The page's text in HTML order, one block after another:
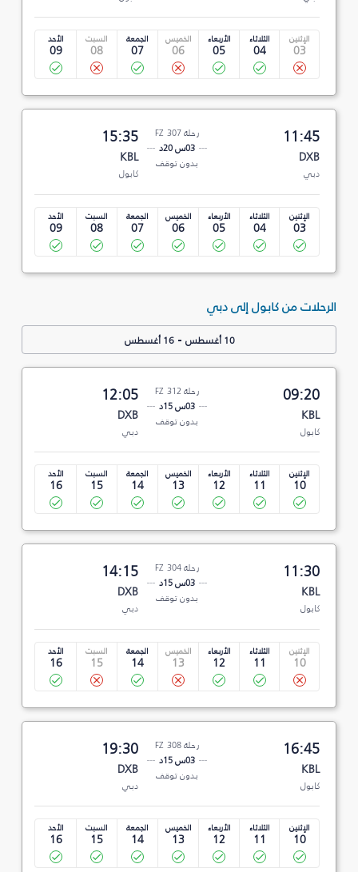
الإثنين
03
الثلاثاء
04
الأربعاء
05
الخميس
06
الجمعة
07
السبت
08
الأحد
09
11:45
DXB
دبي
رحلة FZ 307
03س 20د
بدون توقف
15:35
KBL
كابول
الإثنين
03
الثلاثاء
04
الأربعاء
05
الخميس
06
الجمعة
07
السبت
08
الأحد
09
الرحلات من كابول إلى دبي
10 أغسطس -16 أغسطس
09:20
KBL
كابول
رحلة FZ 312
03س 15د
بدون توقف
12:05
DXB
دبي
الإثنين
10
الثلاثاء
11
الأربعاء
12
الخميس
13
الجمعة
14
السبت
15
الأحد
16
11:30
KBL
كابول
رحلة FZ 304
03س 15د
بدون توقف
14:15
DXB
دبي
الإثنين
10
الثلاثاء
11
الأربعاء
12
الخميس
13
الجمعة
14
السبت
15
الأحد
16
16:45
KBL
كابول
رحلة FZ 308
03س 15د
بدون توقف
19:30
DXB
دبي
الإثنين
10
الثلاثاء
11
الأربعاء
12
الخميس
13
الجمعة
14
السبت
15
الأحد
16